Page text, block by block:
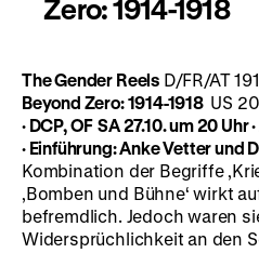
Zero: 1914-1918
The Gender ReelsD/FR/AT
Beyond Zero: 1914-1918 US
· DCP, OF SA 27.10. um 20 Uhr
·Einführung: Anke Vetter und
Kombination der Begriffe
‚Bomben und Bühne‘ wirkt
befremdlich. Jedoch waren
Widersprüchlichkeit an den